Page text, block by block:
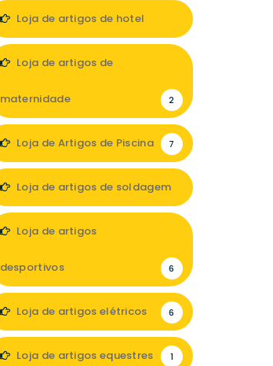
Loja de artigos de hotel
Loja de artigos de
maternidade 2
Loja de Artigos de Piscina 7
Loja de artigos de soldagem
Loja de artigos
desportivos 6
Loja de artigos elétricos 6
Loja de artigos equestres 1